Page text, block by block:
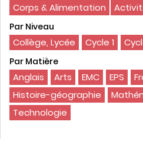
Corps & Alimentation
Par Niveau
Collège, Lycée Cycle 1
Par Matière
Anglais Arts EMC EPS
Histoire-géographie
Technologie